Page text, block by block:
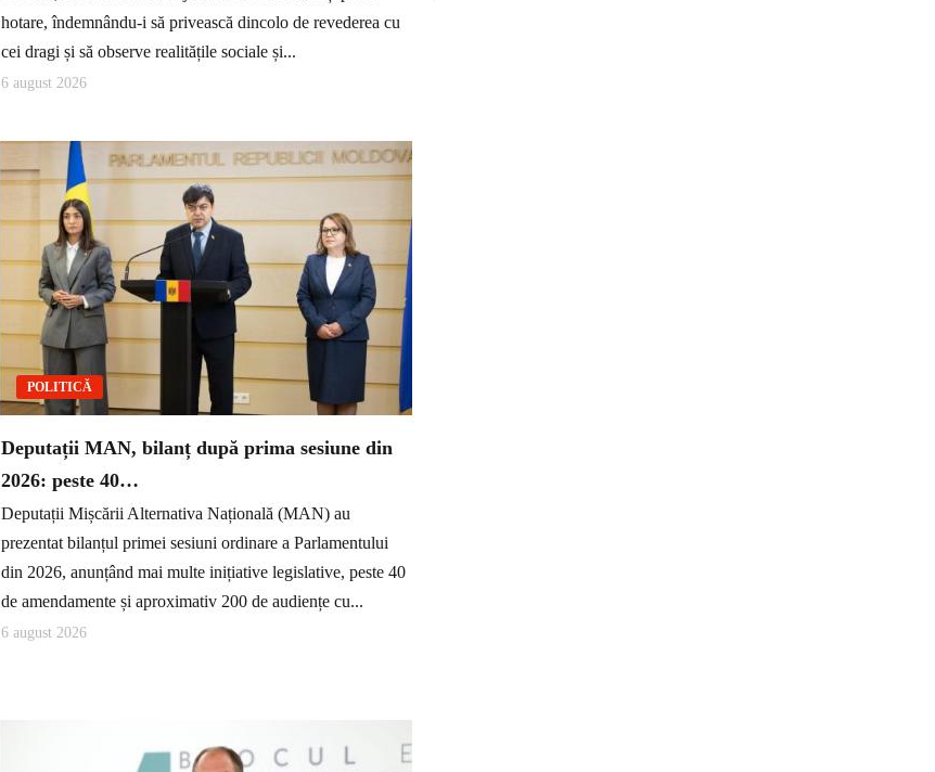
hotare, îndemnându-i să privească dincolo de revederea cu
cei dragi și să observe realitățile sociale și...
6 august 2026
POLITICĂ
Deputații MAN, bilanț după prima sesiune din
2026: peste 40…
Deputații Mișcării Alternativa Națională (MAN) au
prezentat bilanțul primei sesiuni ordinare a Parlamentului
din 2026, anunțând mai multe inițiative legislative, peste 40
de amendamente și aproximativ 200 de audiențe cu...
6 august 2026